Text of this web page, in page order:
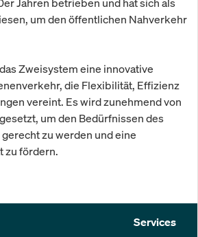
um den öffentlichen Nahverkehr
Zweisystem eine innovative
die Flexibilität, Effizienz
vereint. Es wird zunehmend von
um den Bedürfnissen des
zu werden und eine
zu fördern.
Services